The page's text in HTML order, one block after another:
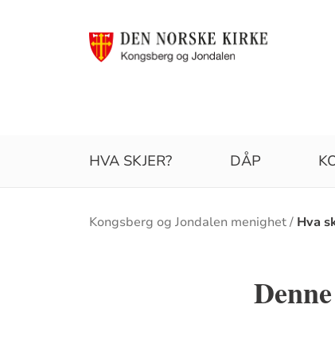
HVA SKJER? DÅP
Brødsmulesti
Kongsberg og Jondalen menighet Hva